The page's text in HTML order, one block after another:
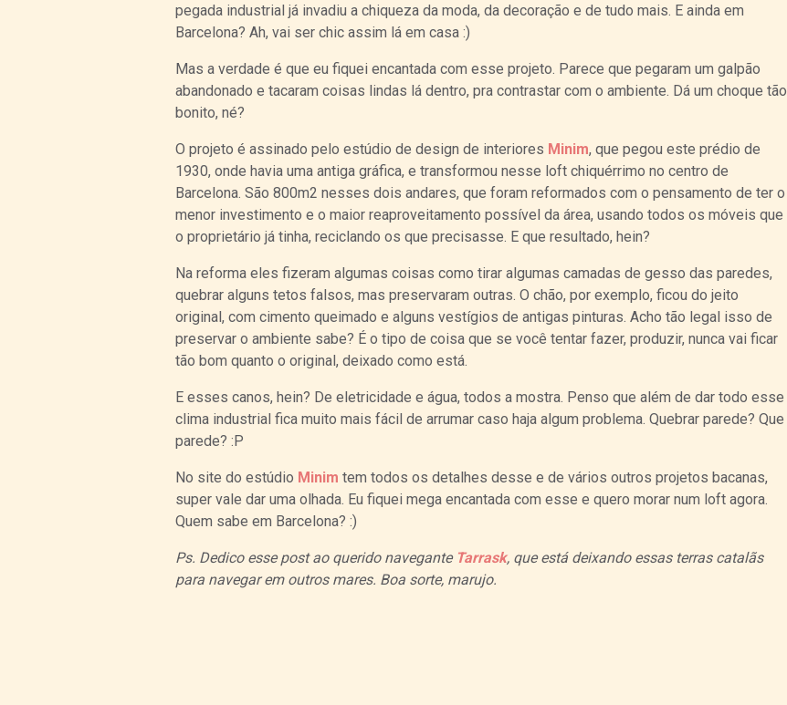
pegada industrial já invadiu a chiqueza da moda, da decoração e de tudo mais. E ainda em
Barcelona? Ah, vai ser chic assim lá em casa :)
Mas a verdade é que eu fiquei encantada com esse projeto. Parece que pegaram um galpão
abandonado e tacaram coisas lindas lá dentro, pra contrastar com o ambiente. Dá um choque tão
bonito, né?
O projeto é assinado pelo estúdio de design de interiores Minim, que pegou este prédio de
1930, onde havia uma antiga gráfica, e transformou nesse loft chiquérrimo no centro de
Barcelona. São 800m2 nesses dois andares, que foram reformados com o pensamento de ter o
menor investimento e o maior reaproveitamento possível da área, usando todos os móveis que
o proprietário já tinha, reciclando os que precisasse. E que resultado, hein?
Na reforma eles fizeram algumas coisas como tirar algumas camadas de gesso das paredes,
quebrar alguns tetos falsos, mas preservaram outras. O chão, por exemplo, ficou do jeito
original, com cimento queimado e alguns vestígios de antigas pinturas. Acho tão legal isso de
preservar o ambiente sabe? É o tipo de coisa que se você tentar fazer, produzir, nunca vai ficar
tão bom quanto o original, deixado como está.
E esses canos, hein? De eletricidade e água, todos a mostra. Penso que além de dar todo esse
clima industrial fica muito mais fácil de arrumar caso haja algum problema. Quebrar parede? Que
parede? :P
No site do estúdio Minim tem todos os detalhes desse e de vários outros projetos bacanas,
super vale dar uma olhada. Eu fiquei mega encantada com esse e quero morar num loft agora.
Quem sabe em Barcelona? :)
Ps. Dedico esse post ao querido navegante Tarrask, que está deixando essas terras catalãs
para navegar em outros mares. Boa sorte, marujo.